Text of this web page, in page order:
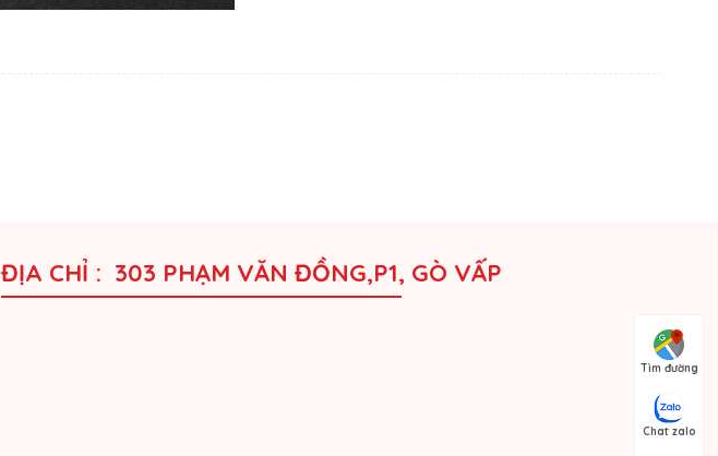
ĐỊA CHỈ : 303 PHẠM VĂN ĐỒNG,P1, GÒ VẤP
Tìm đường
Chat zalo